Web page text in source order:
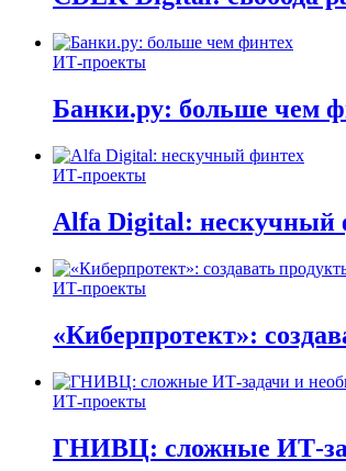
ИТ-проекты
Банки.ру: больше чем
ИТ-проекты
Alfa Digital: нескучный
ИТ-проекты
«Киберпротект»:
ИТ-проекты
ГНИВЦ: сложные